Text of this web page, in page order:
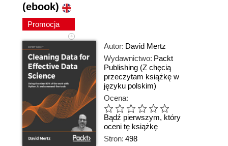
(ebook)
Promocja
Autor: David Mertz
Wydawnictwo: Packt
Publishing (Z chęcią
przeczytam książkę w
języku polskim)
Ocena:
Bądź pierwszym, który
oceni tę książkę
Stron: 498